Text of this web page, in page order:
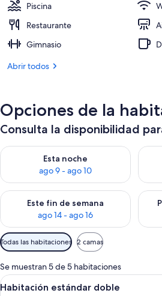
Piscina
Restaurante
Gimnasio
Abrir todos
Opciones de la
Consulta la disponibilidad
Esta noche
ago 9 - ago 10
Consulta la disponibilidad para esta
Este fin de semana
ago 14 - ago 16
Consulta la disponibilidad para este
Filtros
disponibles
para
las
habitaciones
Todas las habitaciones 2 camas
Se muestran 5 de 5 habitaciones
Abrir
13
Habitación estándar doble